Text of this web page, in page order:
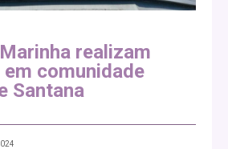
realizam
comunidade
Santana